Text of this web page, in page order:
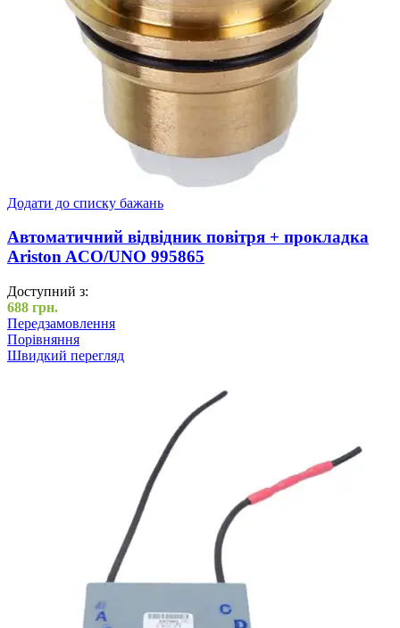
Додати до списку бажань
Автоматичний відвідник повітря + прокладка
Ariston ACO/UNO 995865
Доступний з:
688 грн.
Передзамовлення
Порівняння
Швидкий перегляд